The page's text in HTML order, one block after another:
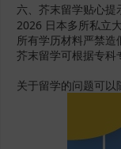
六、芥末留学贴心提
2026 日本多所私立
所有学历材料严禁
芥末留学可根据专科
关于留学的问题可以